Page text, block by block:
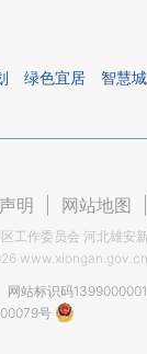
绿色宜居 智慧
明 网站地图
工作委员会 河北雄安
网站标识码1399000001
号